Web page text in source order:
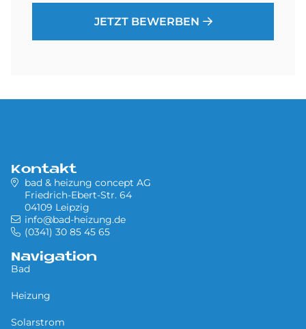
JETZT BEWERBEN
Kontakt
bad & heizung concept AG
Friedrich-Ebert-Str. 64
04109 Leipzig
info@bad-heizung.de
(0341) 30 85 45 65
Navigation
Bad
Heizung
Solarstrom